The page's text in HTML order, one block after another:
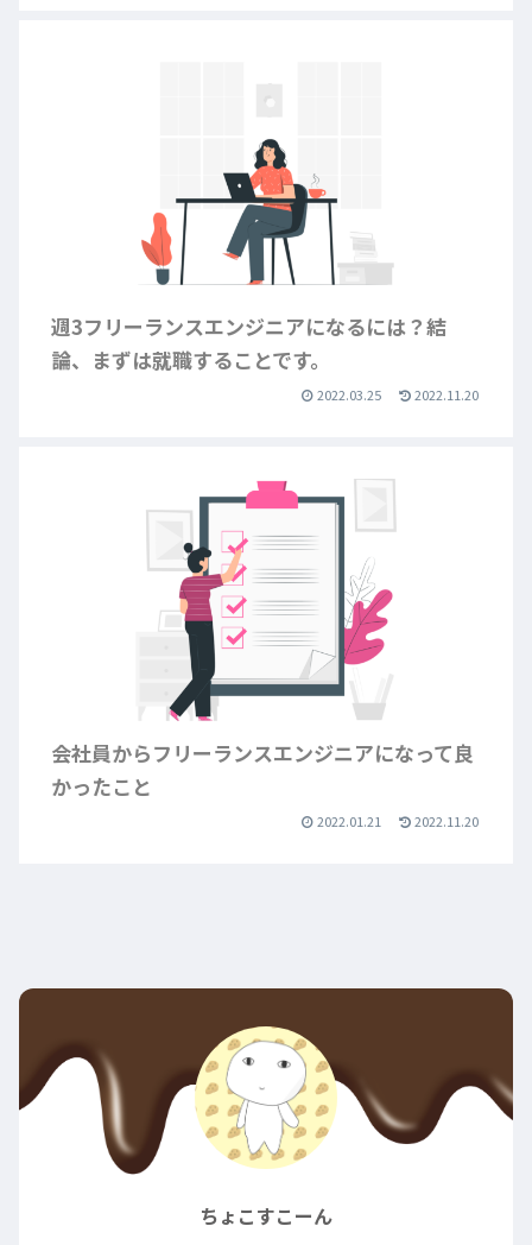
週3フリーランスエンジニアになるには？結
論、まずは就職することです。
2022.03.25 2022.11.20
会社員からフリーランスエンジニアになって良
かったこと
2022.01.21 2022.11.20
ちょこすこーん